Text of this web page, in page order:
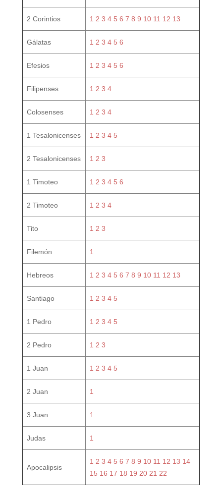
2 Corintios 1 2 3 4 5 6 7 8 9 10 11 12 13
Gálatas 1 2 3 4 5 6
Efesios 1 2 3 4 5 6
Filipenses 1 2 3 4
Colosenses 1 2 3 4
1 Tesalonicenses 1 2 3 4 5
2 Tesalonicenses 1 2 3
1 Timoteo 1 2 3 4 5 6
2 Timoteo 1 2 3 4
Tito 1 2 3
Filemón 1
Hebreos 1 2 3 4 5 6 7 8 9 10 11 12 13
Santiago 1 2 3 4 5
1 Pedro 1 2 3 4 5
2 Pedro 1 2 3
1 Juan 1 2 3 4 5
2 Juan 1
3 Juan 1
Judas 1
Apocalipsis
1 2 3 4 5 6 7 8 9 10 11 12 13 14
15 16 17 18 19 20 21 22